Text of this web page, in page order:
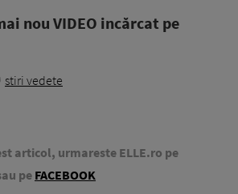
nou VIDEO incărcat pe
stiri vedete
articol, urmareste ELLE.ro pe
pe FACEBOOK